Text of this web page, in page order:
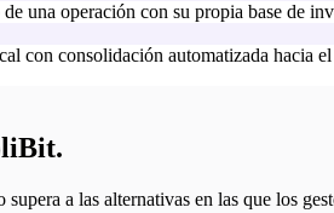
una operación con su propia base de
con consolidación automatizada hacia
a las alternativas en las que los